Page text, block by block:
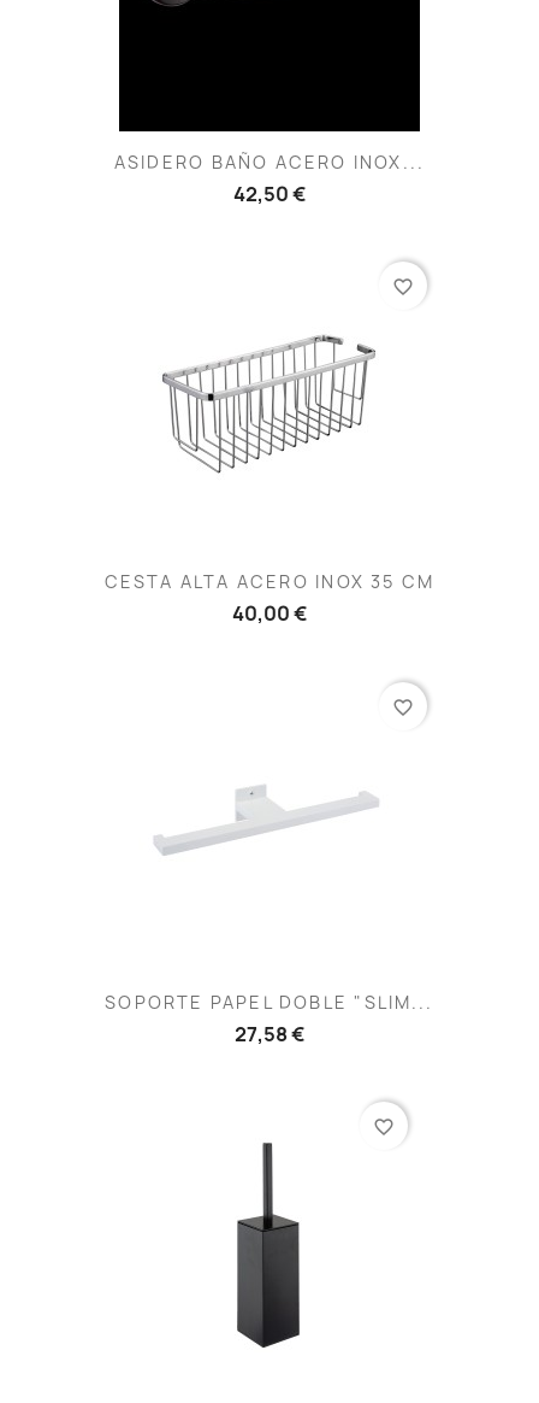
ASIDERO BAÑO ACERO INOX...
42,50 €
CESTA ALTA ACERO INOX 35 CM
40,00 €
favorite_border
SOPORTE PAPEL DOBLE "SLIM...
27,58 €
favorite_border
favorite_border